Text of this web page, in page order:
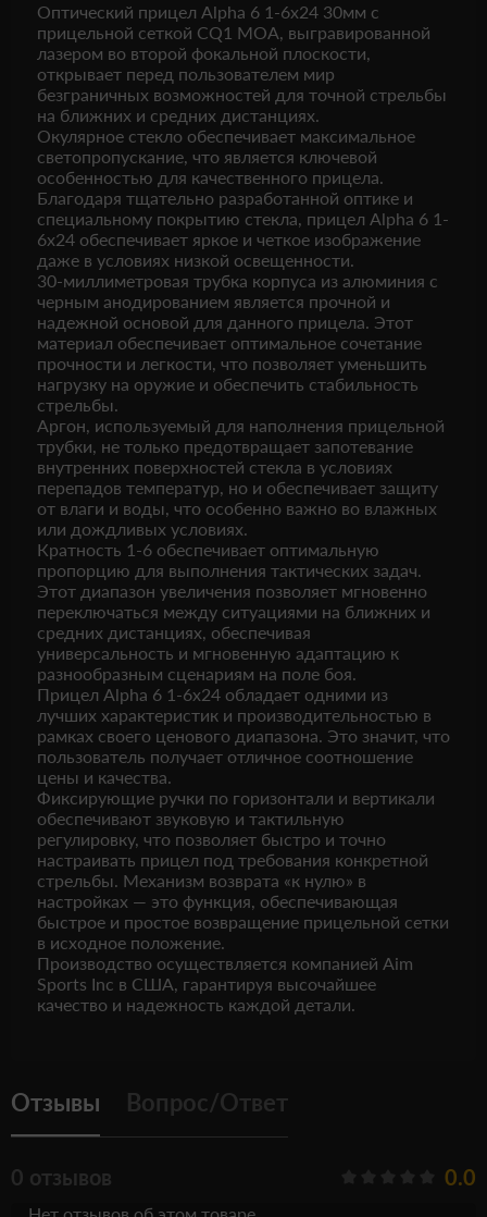
Оптический прицел Alpha 6 1-6x24 30мм с
прицельной сеткой CQ1 MOA, выгравированной
лазером во второй фокальной плоскости,
открывает перед пользователем мир
безграничных возможностей для точной стрельбы
на ближних и средних дистанциях.
Окулярное стекло обеспечивает максимальное
светопропускание, что является ключевой
особенностью для качественного прицела.
Благодаря тщательно разработанной оптике и
специальному покрытию стекла, прицел Alpha 6 1-
6x24 обеспечивает яркое и четкое изображение
даже в условиях низкой освещенности.
30-миллиметровая трубка корпуса из алюминия с
черным анодированием является прочной и
надежной основой для данного прицела. Этот
материал обеспечивает оптимальное сочетание
прочности и легкости, что позволяет уменьшить
нагрузку на оружие и обеспечить стабильность
стрельбы.
Аргон, используемый для наполнения прицельной
трубки, не только предотвращает запотевание
внутренних поверхностей стекла в условиях
перепадов температур, но и обеспечивает защиту
от влаги и воды, что особенно важно во влажных
или дождливых условиях.
Кратность 1-6 обеспечивает оптимальную
пропорцию для выполнения тактических задач.
Этот диапазон увеличения позволяет мгновенно
переключаться между ситуациями на ближних и
средних дистанциях, обеспечивая
универсальность и мгновенную адаптацию к
разнообразным сценариям на поле боя.
Прицел Alpha 6 1-6x24 обладает одними из
лучших характеристик и производительностью в
рамках своего ценового диапазона. Это значит, что
пользователь получает отличное соотношение
цены и качества.
Фиксирующие ручки по горизонтали и вертикали
обеспечивают звуковую и тактильную
регулировку, что позволяет быстро и точно
настраивать прицел под требования конкретной
стрельбы. Механизм возврата «к нулю» в
настройках — это функция, обеспечивающая
быстрое и простое возвращение прицельной сетки
в исходное положение.
Производство осуществляется компанией Aim
Sports Inc в США, гарантируя высочайшее
качество и надежность каждой детали.
Отзывы Вопрос/Ответ
0 отзывов 0.0